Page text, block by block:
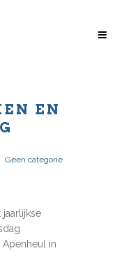
EN
Geen categorie
jaarlijkse
in